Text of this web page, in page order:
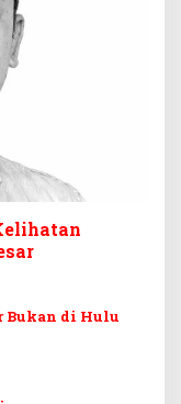
di Hulu